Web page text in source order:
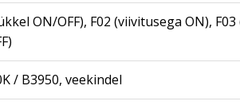
ON/OFF), F02 (viivitusega ON),
/ B3950, veekindel